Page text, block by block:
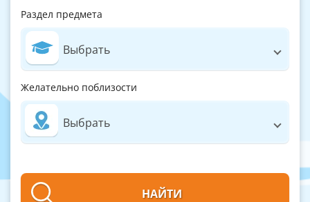
Раздел предмета
Выбрать
Желательно поблизости
Выбрать
НАЙТИ